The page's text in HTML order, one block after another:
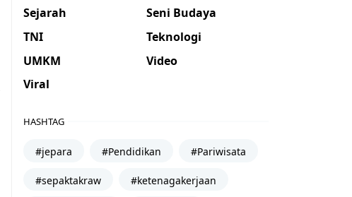
Sejarah
Seni Budaya
TNI
Teknologi
UMKM
Video
Viral
HASHTAG
#jepara #Pendidikan #Pariwisata
#sepaktakraw #ketenagakerjaan